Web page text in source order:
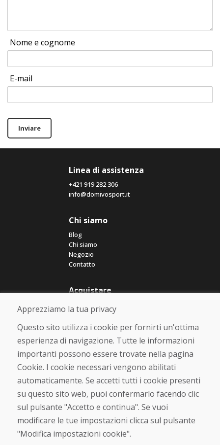
Nome e cognome
E-mail
Inviare
Linea di assistenza
+421 919 282 306
info@domivosport.it
Chi siamo
Blog
Chi siamo
Negozio
Contatto
Acquistare
Negozio online
Termini e condizioni commerciali
Spedizione e pagamento
Reso e cambio merce
Protezione dei dati personali
Cookies
Verificato dai clienti
★★★★★
Apprezziamo la tua privacy
Questo sito utilizza i cookie per fornirti un'ottima
esperienza di navigazione. Tutte le informazioni
importanti possono essere trovate nella pagina
Cookie. I cookie necessari vengono abilitati
automaticamente. Se accetti tutti i cookie presenti
su questo sito web, puoi confermarlo facendo clic
sul pulsante "Accetto e continua". Se vuoi
modificare le tue impostazioni clicca sul pulsante
"Modifica impostazioni cookie".